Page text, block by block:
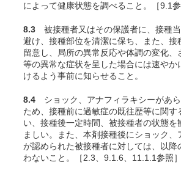
によって健康状態を調べること。［9.1参
8.3 被接種者又はその保護者に、接種
避け、接種部位を清潔に保ち、また、接
留意し、局所の異常反応や体調の変化、
等の異常な症状を呈した場合には速やか
けるよう事前に知らせること。
8.4 ショック、アナフィラキシーがあ
ため、接種前に過敏症の既往歴等に関す
い、接種後一定時間、被接種者の状態を
ましい。また、本剤接種後にショック、
が認められた被接種者に対しては、以降
わないこと。［2.3、9.1.6、11.1.1参照］